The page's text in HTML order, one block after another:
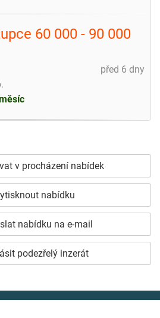
60 000 - 90 000
před 6 dny
v procházení nabídek
nabídku
nabídku na e-mail
podezřelý inzerát